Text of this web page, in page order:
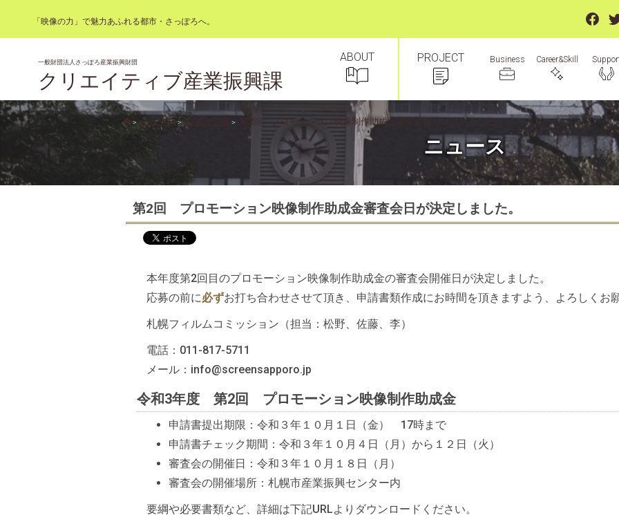
「映像の力」で魅力あふれる都市・さっぽろへ。
一般財団法人さっぽろ産業振興財団
クリエイティブ産業振興課
ABOUT PROJECT Business Career&Skill
ニュース 第2回 プロモーション映像制作助成金審査会日が決定しました。
ニュース
第2回 プロモーション映像制作助成金審査会日が決定しました。
本年度第2回目のプロモーション映像制作助成金の審査会開催日が決定しました。
応募の前に必ずお打ち合わせさせて頂き、申請書類作成にお時間を頂きますよう、よろしくお
札幌フィルムコミッション（担当：松野、佐藤、李）
電話：011-817-5711
メール：info@screensapporo.jp
令和3年度 第2回 プロモーション映像制作助成金
申請書提出期限：令和３年１０月１日（金） 17時まで
申請書チェック期間：令和３年１０月４日（月）から１２日（火）
審査会の開催日：令和３年１０月１８日（月）
審査会の開催場所：札幌市産業振興センター内
要綱や必要書類など、詳細は下記URLよりダウンロードください。